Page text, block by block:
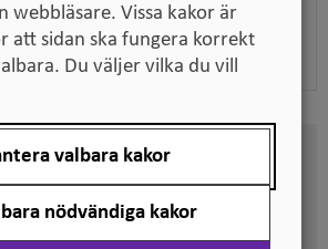
är
webbläsare. Vissa kakor är
att sidan ska fungera korrekt
Du väljer vilka du vill
valbara kakor
nödvändiga kakor